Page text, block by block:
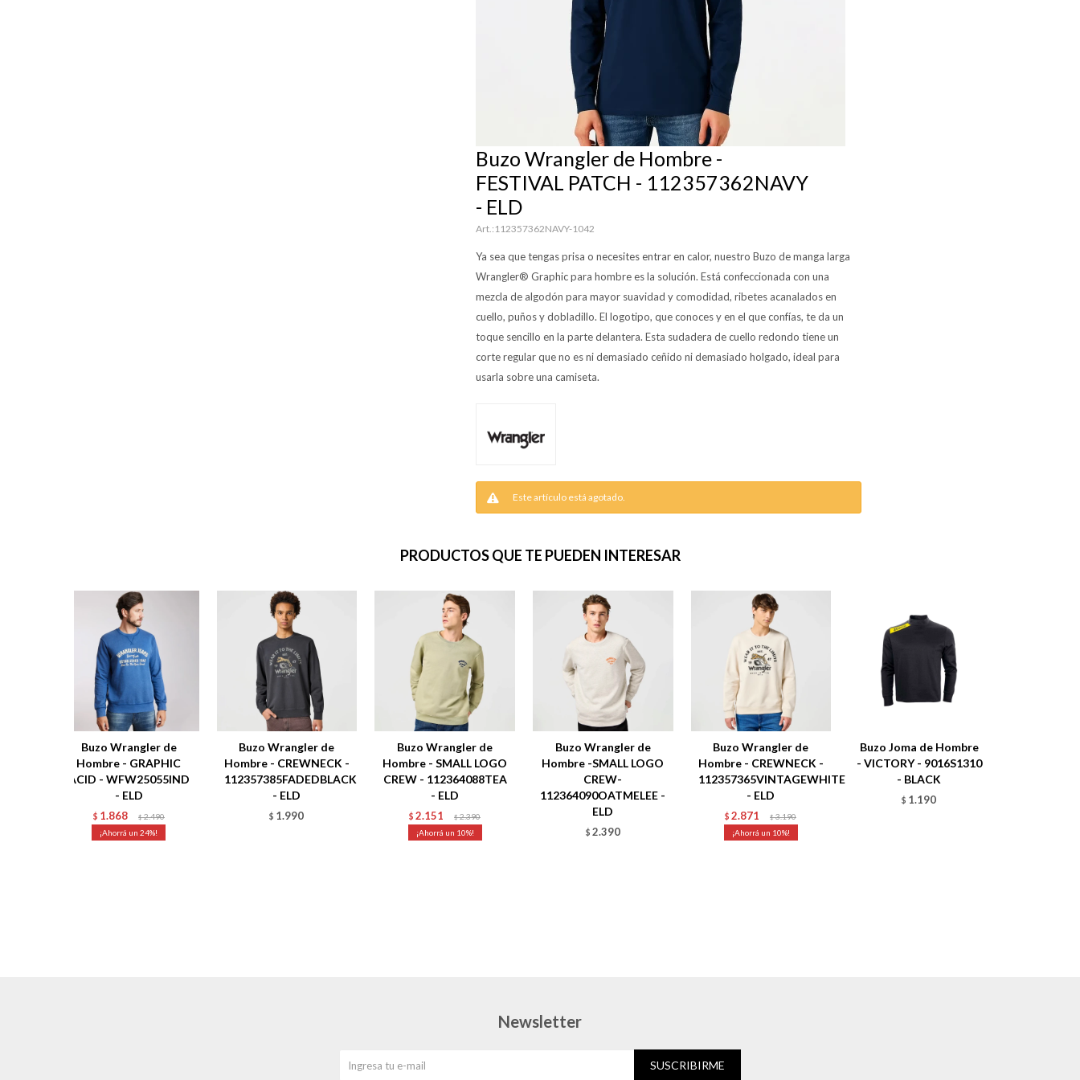
Buzo Wrangler de Hombre -
FESTIVAL PATCH - 112357362NAVY
- ELD
112357362NAVY-1042
Ya sea que tengas prisa o necesites entrar en calor, nuestro Buzo de manga larga
Wrangler® Graphic para hombre es la solución. Está confeccionada con una
mezcla de algodón para mayor suavidad y comodidad, ribetes acanalados en
cuello, puños y dobladillo. El logotipo, que conoces y en el que confías, te da un
toque sencillo en la parte delantera. Esta sudadera de cuello redondo tiene un
corte regular que no es ni demasiado ceñido ni demasiado holgado, ideal para
usarla sobre una camiseta.
Este artículo está agotado.
PRODUCTOS QUE TE PUEDEN INTERESAR
Buzo Wrangler de
Hombre - GRAPHIC
ACID - WFW25055IND
- ELD
$ 1.868 $ 2.490
24
Buzo Wrangler de
Hombre - CREWNECK -
112357385FADEDBLACK
- ELD
$ 1.990
Buzo Wrangler de
Hombre - SMALL LOGO
CREW - 112364088TEA
- ELD
$ 2.151 $ 2.390
10
Buzo Wrangler de
Hombre -SMALL LOGO
CREW-
112364090OATMELEE -
ELD
$ 2.390
Buzo Wrangler de
Hombre - CREWNECK -
112357365VINTAGEWHITE
- ELD
$ 2.871 $ 3.190
10
Buzo Joma de Hombre
- VICTORY - 9016S1310
- BLACK
$ 1.190
Newsletter
SUSCRIBIRME